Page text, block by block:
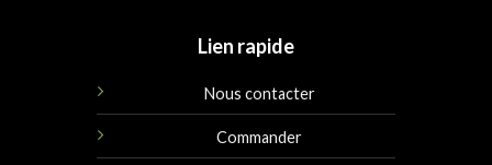
Lien rapide
Nous contacter
Commander